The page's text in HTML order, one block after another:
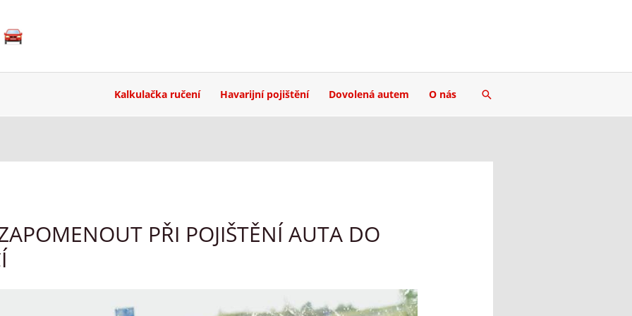
Kalkulačka ručení Havarijní pojištění Dovolená autem O nás Hledat
PŘI POJIŠTĚNÍ AUTA DO